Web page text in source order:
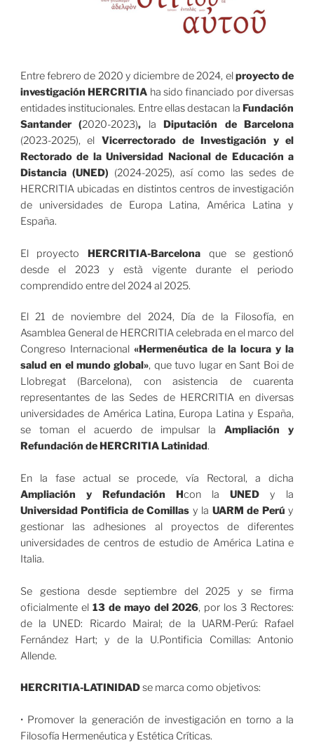
Entre febrero de 2020 y diciembre de 2024, elproyecto de
investigación HERCRITIA ha sido financiado por diversas
entidades institucionales. Entre ellas destacan laFundación
Santander (2020-2023), laDiputación de Barcelona
(2023-2025), el Vicerrectorado de Investigación y el
Rectorado de la Universidad Nacional de Educación a
Distancia (UNED) (2024-2025), así como las sedes de
HERCRITIA ubicadas en distintos centros de investigación
de universidades de Europa Latina, América Latina y
España.
El proyectoHERCRITIA-Barcelona que se gestionó
desde el 2023 y està vigente durante el periodo
comprendido entre del 2024 al 2025.
El 21 de noviembre del 2024, Día de la Filosofía, en
Asamblea General de HERCRITIA celebrada en el marco del
Congreso Internacional «Hermenéutica de la locura y la
salud en el mundo global», que tuvo lugar en Sant Boi de
Llobregat (Barcelona), con asistencia de cuarenta
representantes de las Sedes de HERCRITIA en diversas
universidades de América Latina, Europa Latina y España,
se toman el acuerdo de impulsar laAmpliación y
Refundación de HERCRITIA Latinidad.
En la fase actual se procede, vía Rectoral, a dicha
Ampliación y Refundación Hcon laUNEDy la
Universidad Pontificia de Comillas y la UARM de Perú y
gestionar las adhesiones al proyectos de diferentes
universidades de centros de estudio de América Latina e
Italia.
Se gestiona desde septiembre del 2025 y se firma
oficialmente el 13 de mayo del 2026, por los 3 Rectores:
de la UNED: Ricardo Mairal; de la UARM-Perú: Rafael
Fernández Hart; y de la U.Pontificia Comillas: Antonio
Allende.
HERCRITIA-LATINIDADse marca como objetivos:
• Promover la generación de investigación en torno a la
Filosofía Hermenéutica y Estética Críticas.